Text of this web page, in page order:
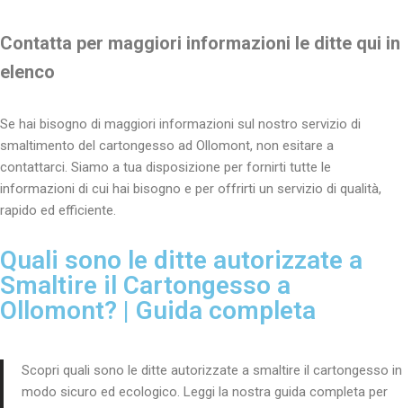
Contatta per maggiori informazioni le ditte qui in
elenco
Se hai bisogno di maggiori informazioni sul nostro servizio di
smaltimento del cartongesso ad Ollomont, non esitare a
contattarci. Siamo a tua disposizione per fornirti tutte le
informazioni di cui hai bisogno e per offrirti un servizio di qualità,
rapido ed efficiente.
Quali sono le ditte autorizzate a
Smaltire il Cartongesso a
Ollomont? | Guida completa
Scopri quali sono le ditte autorizzate a smaltire il cartongesso in
modo sicuro ed ecologico. Leggi la nostra guida completa per